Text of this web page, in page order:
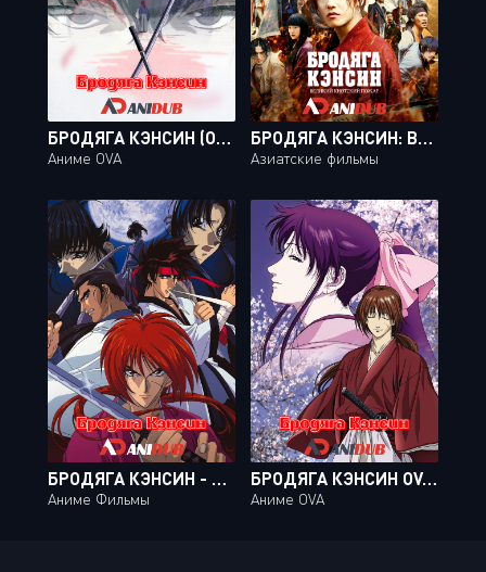
БРОДЯГА КЭНСИН (OVA-1) / RUROUNI KENSHIN: MEIJI KENKAKU ROMANTAN - TSUIOKU HEN [04 ИЗ 04]
Аниме OVA
БРОДЯГА КЭНСИН: ВЕЛИКИЙ КИОТСКИЙ ПОЖАР / RUROUNI KENSHIN: KYOTO INFERNO
Азиатские фильмы
БРОДЯГА КЭНСИН - ФИЛЬМ / SAMURAI X: THE MOTION PICTURE [MOVIE]
Аниме Фильмы
БРОДЯГА КЭНСИН OVA-2 / SAMURAI X: REFLECTION [02 ИЗ 02]
Аниме OVA